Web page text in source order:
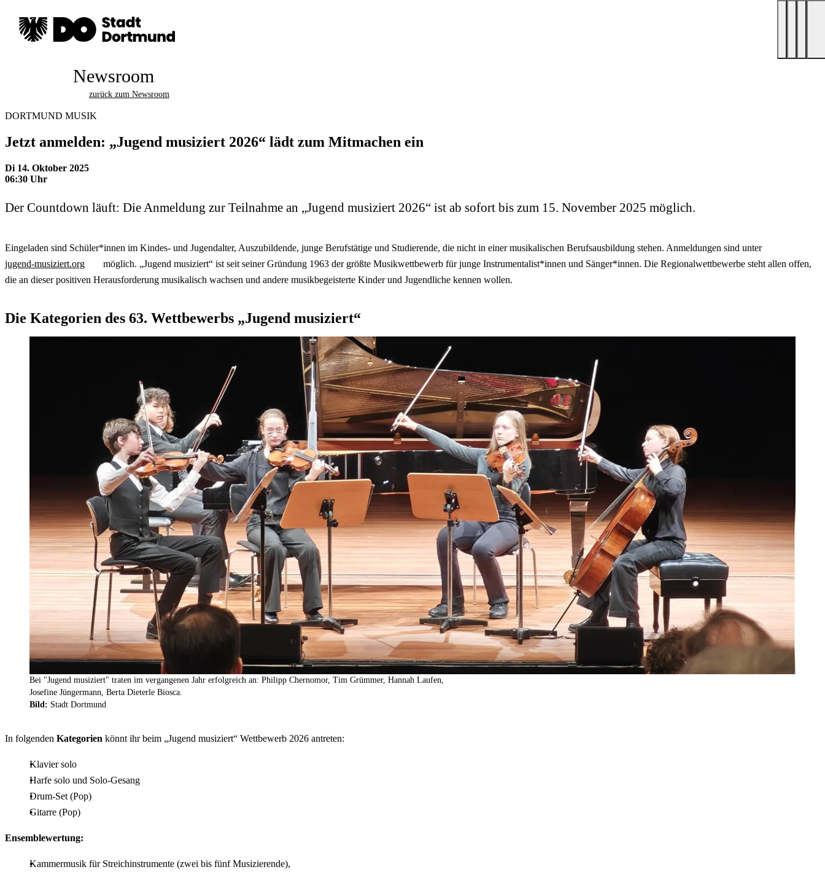
Newsroom
zurück zum Newsroom
DORTMUND MUSIK
Jetzt anmelden: „Jugend musiziert 2026“ lädt zum Mitmachen ein
Di 14. Oktober 2025
06:30 Uhr
Der Countdown läuft: Die Anmeldung zur Teilnahme an „Jugend musiziert 2026“ ist ab sofort bis zum 15. November 2025 möglich.
Eingeladen sind Schüler*innen im Kindes- und Jugendalter, Auszubildende, junge Berufstätige und Studierende, die nicht in einer musikalischen Berufsausbildung stehen. Anmeldungen sind unter
jugend-musiziert.org
möglich. „Jugend musiziert“ ist seit seiner Gründung 1963 der größte Musikwettbewerb für junge Instrumentalist*innen und Sänger*innen. Die Regionalwettbewerbe steht allen offen,
die an dieser positiven Herausforderung musikalisch wachsen und andere musikbegeisterte Kinder und Jugendliche kennen wollen.
Die Kategorien des 63. Wettbewerbs „Jugend musiziert“
Bei "Jugend musiziert" traten im vergangenen Jahr erfolgreich an: Philipp Chernomor, Tim Grümmer, Hannah Laufen,
Josefine Jüngermann, Berta Dieterle Biosca.
Bild: Stadt Dortmund
In folgenden Kategorien könnt ihr beim „Jugend musiziert“ Wettbewerb 2026 antreten:
Klavier solo
Harfe solo und Solo-Gesang
Drum-Set (Pop)
Gitarre (Pop)
Ensemblewertung:
Kammermusik für Streichinstrumente (zwei bis fünf Musizierende),